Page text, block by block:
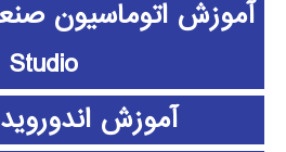
Studio
آموزش اندوروید android